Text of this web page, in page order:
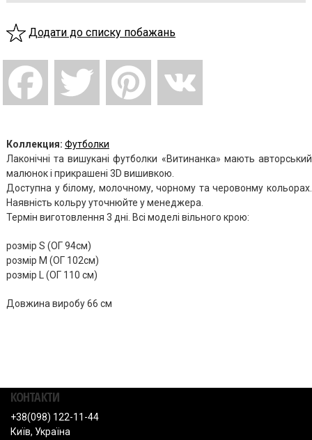
Додати до списку побажань
Коллекция: Футболки
Лаконічні та вишукані футболки «Витинанка» мають авторський
малюнок і прикрашені 3D вишивкою.
Доступна у білому, молочному, чорному та черовонму кольорах.
Наявність кольру уточнюйте у менеджера.
Термін виготовлення 3 дні. Всі моделі вільного крою:
розмір S (ОГ 94см)
розмір М (ОГ 102см)
розмір L (ОГ 110 см)
Довжина виробу 66 см
КОНТАКТИ
+38(098) 122-11-44
Київ, Україна